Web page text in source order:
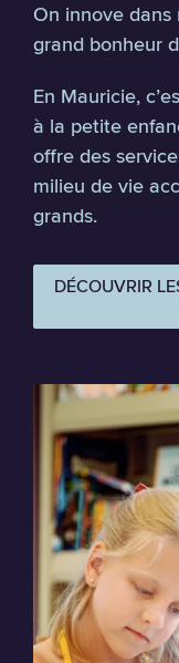
On innove dans
grand bonheur
En Mauricie,
à la petite
offre des
milieu de vie
grands.
DÉCOUVRIR